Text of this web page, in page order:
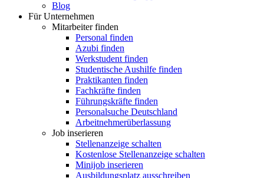
Blog
Für Unternehmen
Mitarbeiter finden
Personal finden
Azubi finden
Werkstudent finden
Studentische Aushilfe finden
Praktikanten finden
Fachkräfte finden
Führungskräfte finden
Personalsuche Deutschland
Arbeitnehmerüberlassung
Job inserieren
Stellenanzeige schalten
Kostenlose Stellenanzeige schalten
Minijob inserieren
Ausbildungsplatz ausschreiben